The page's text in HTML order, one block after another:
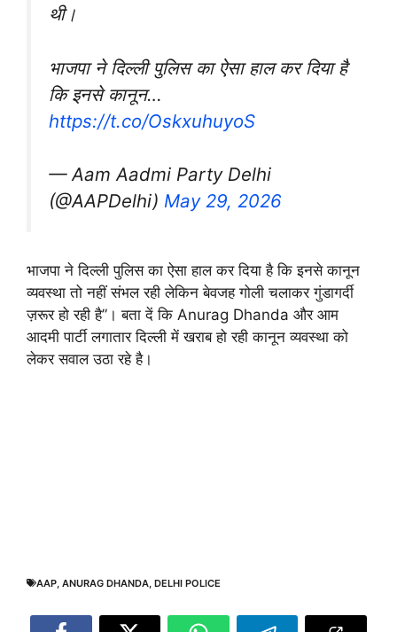
थी।
भाजपा ने दिल्ली पुलिस का ऐसा हाल कर दिया है
कि इनसे कानून…
https://t.co/OskxuhuyoS
— Aam Aadmi Party Delhi
(@AAPDelhi) May 29, 2026
भाजपा ने दिल्ली पुलिस का ऐसा हाल कर दिया है कि इनसे कानून
व्यवस्था तो नहीं संभल रही लेकिन बेवजह गोली चलाकर गुंडागर्दी
ज़रूर हो रही है”। बता दें कि Anurag Dhanda और आम
आदमी पार्टी लगातार दिल्ली में खराब हो रही कानून व्यवस्था को
लेकर सवाल उठा रहे है।
AAP, ANURAG DHANDA, DELHI POLICE